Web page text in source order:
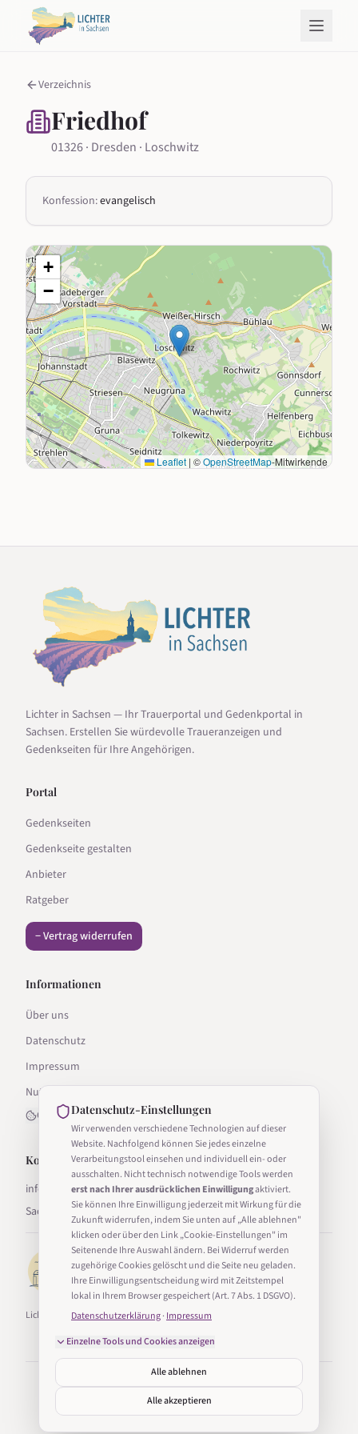
Verzeichnis
Friedhof
01326 · Dresden · Loschwitz
Konfession:evangelisch
+
−
Leaflet | ©OpenStreetMap-Mitwirkende
Lichter in Sachsen — Ihr Trauerportal und Gedenkportal in
Sachsen. Erstellen Sie würdevolle Traueranzeigen und
Gedenkseiten für Ihre Angehörigen.
Portal
Gedenkseiten
Gedenkseite gestalten
Anbieter
Ratgeber
− Vertrag widerrufen
Informationen
Über uns
Datenschutz
Impressum
Nutzungsbedingungen
Cookie-Einstellungen
Kontakt
info@lichter-in-sachsen.de
Sachsen, Deutschland
Lichter in Sachsen ist Teil von Taucha24.
©2026Lichter in Sachsen. Alle Rechte vorbehalten.
Erstellt mit
in Sachsen
Datenschutz-Einstellungen
Wir verwenden verschiedene Technologien auf dieser
Website. Nachfolgend können Sie jedes einzelne
Verarbeitungstool einsehen und individuell ein- oder
ausschalten. Nicht technisch notwendige Tools werden
erst nach Ihrer ausdrücklichen Einwilligungaktiviert.
Sie können Ihre Einwilligung jederzeit mit Wirkung für die
Zukunft widerrufen, indem Sie unten auf „Alle ablehnen"
klicken oder über den Link „Cookie-Einstellungen" im
Seitenende Ihre Auswahl ändern. Bei Widerruf werden
zugehörige Cookies gelöscht und die Seite neu geladen.
Ihre Einwilligungsentscheidung wird mit Zeitstempel
lokal in Ihrem Browser gespeichert (Art. 7 Abs. 1 DSGVO).
Datenschutzerklärung· Impressum
Einzelne Tools und Cookies anzeigen
Alle ablehnen
Alle akzeptieren